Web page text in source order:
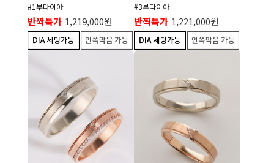
#1부다이아
반짝특가 1,219,000원
#3부다이아
반짝특가 1,221,000원